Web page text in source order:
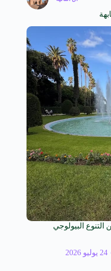
التنوع البيولوجي
24 يوليو 2026